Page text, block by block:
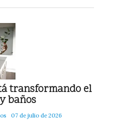
transformando el
baños
07 de julio de 2026